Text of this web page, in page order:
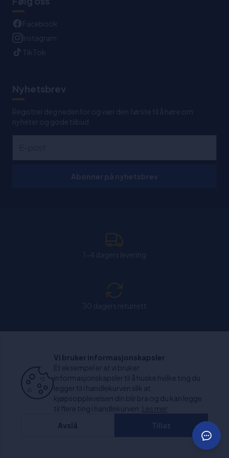
Facebook
Instagram
TikTok
Nyhetsbrev
Registrer deg nedenfor og vær den første til å høre om
nyheter og gode tilbud
Chat: Åpen alle hverdager fra kl. 11:00-15:30.
+1000 anmeldelser
Vi bruker informasjonskapsler
Et eksempel er at vi bruker
informasjonskapsler til å huske hvilke ting du
legger til i handlekurven slik at
kjøpsopplevelsen din blir bra og du kan legge
til flere ting i handlekurven. Les mer
Avslå